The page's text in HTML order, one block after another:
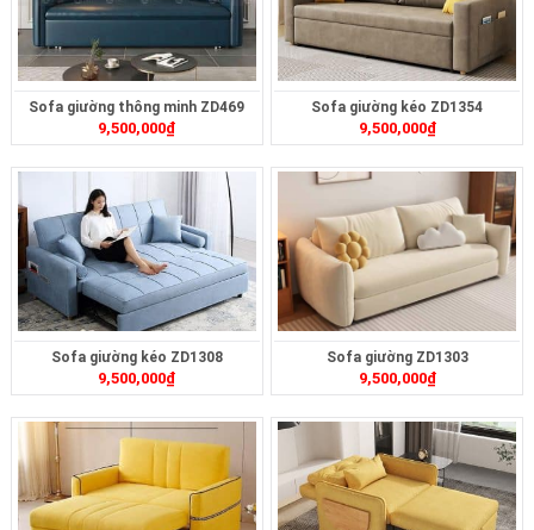
Sofa giường thông minh ZD469
9,500,000₫
Sofa giường kéo ZD1354
9,500,000₫
Sofa giường kéo ZD1308
9,500,000₫
Sofa giường ZD1303
9,500,000₫